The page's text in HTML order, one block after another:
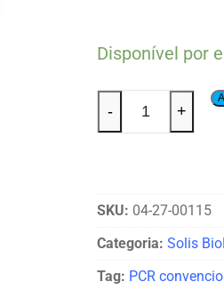
Disponível por
- +
SKU: 04-27-00115
Categoria: Solis
Tag: PCR